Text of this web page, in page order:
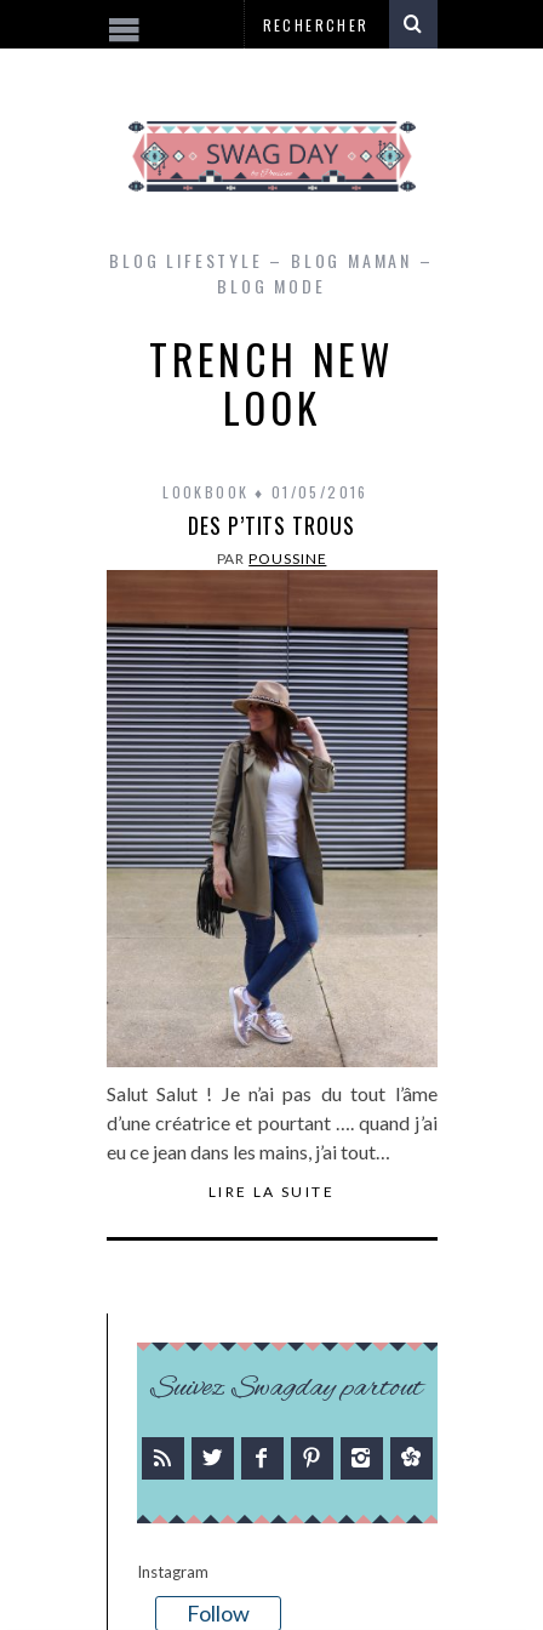
BLOG LIFESTYLE – BLOG MAMAN –
BLOG MODE
TRENCH NEW
LOOK
LOOKBOOK 01/05/2016
DES P’TITS TROUS
PARPOUSSINE
Salut Salut ! Je n’ai pas du tout l’âme
d’une créatrice et pourtant …. quand j’ai
eu ce jean dans les mains, j’ai tout…
LIRE LA SUITE
Suivez Swagday partout
Instagram
Follow